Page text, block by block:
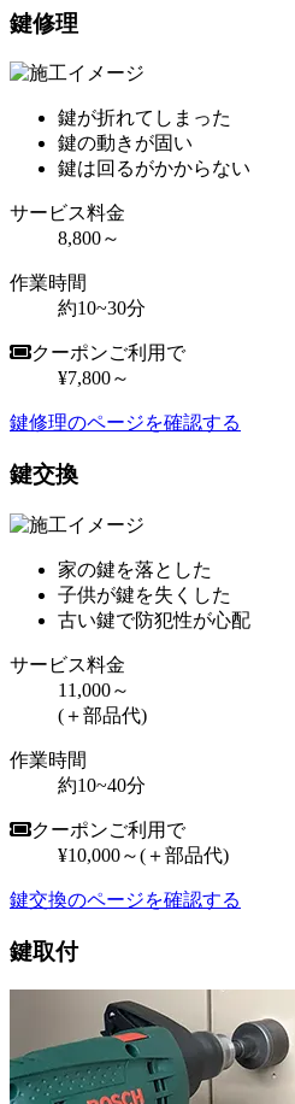
鍵修理
鍵が折れてしまった
鍵の動きが固い
鍵は回るがかからない
サービス料金
8,800～
作業時間
約10~30分
クーポンご利用で
¥7,800～
鍵修理のページを確認する
鍵交換
家の鍵を落とした
子供が鍵を失くした
古い鍵で防犯性が心配
サービス料金
11,000～
(＋部品代)
作業時間
約10~40分
クーポンご利用で
¥10,000～(＋部品代)
鍵交換のページを確認する
鍵取付